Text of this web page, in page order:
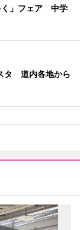
く」フェア 中学
タ 道内各地から